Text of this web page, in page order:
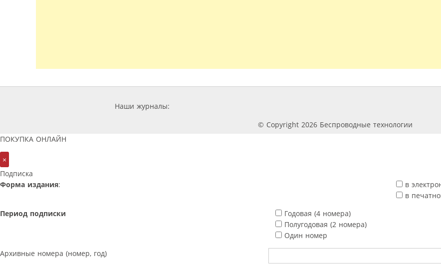
Наши журналы:
© Copyright 2026 Беспроводные технологии
ПОКУПКА ОНЛАЙН
×
Подписка
Форма издания:
в
в
Период подписки
Годовая (4 номера)
Полугодовая (2 номера)
Один номер
Архивные номера (номер, год)